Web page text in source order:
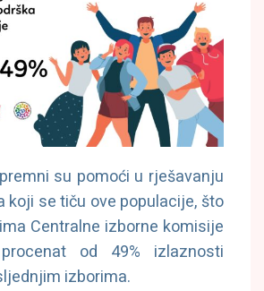
su pomoći u rješavanju
koji se tiču ove populacije, što
Centralne izborne komisije
od 49% izlaznosti
izborima.